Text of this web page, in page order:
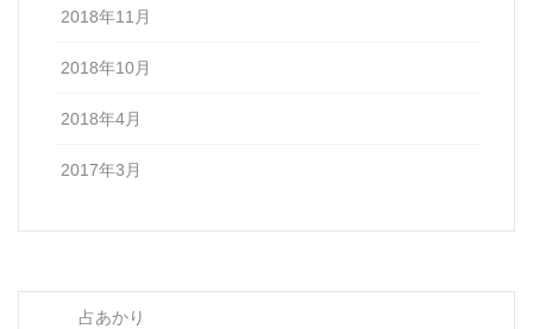
2018年11月
2018年10月
2018年4月
2017年3月
占あかり